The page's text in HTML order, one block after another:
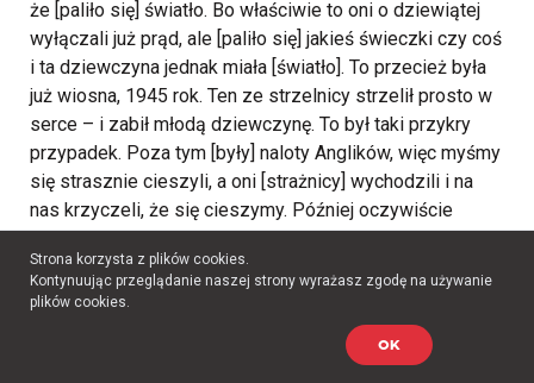
że [paliło się] światło. Bo właściwie to oni o dziewiątej
wyłączali już prąd, ale [paliło się] jakieś świeczki czy coś
i ta dziewczyna jednak miała [światło]. To przecież była
już wiosna, 1945 rok. Ten ze strzelnicy strzelił prosto w
serce – i zabił młodą dziewczynę. To był taki przykry
przypadek. Poza tym [były] naloty Anglików, więc myśmy
się strasznie cieszyli, a oni [strażnicy] wychodzili i na
nas krzyczeli, że się cieszymy. Później oczywiście
Anglicy przestali robić te naloty, dlatego że pod dalszym
obozem, gdzie byli Sowieci, których było bardzo dużo,
oni [Sowieci] pracowali przy amunicji [do] broni. Nad tymi
składami amunicji mieszkali ludzie i jak zbombardowali
jakieś miejsce, to później te komory się paliły i bez
Strona korzysta z plików cookies.
Kontynuując przeglądanie naszej strony wyrażasz zgodę na używanie
plików cookies.
OK